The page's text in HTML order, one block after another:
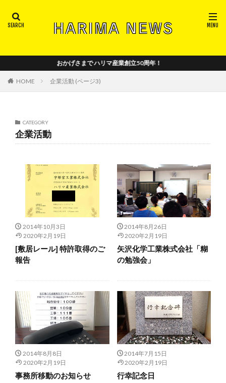
おかげさまで ハリマ産業創立50周年！
HOME 企業活動 (ページ3)
CATEGORY
企業活動
2014年10月3日
2020年2月19日
[敷居レール] 特許取得のご
報告
2014年8月26日
2020年2月19日
矢沢化学工業株式会社「糊
の勉強会」
2014年8月8日
2020年2月19日
事務所移動のお知らせ
2014年7月15日
2020年2月19日
行幸記念日
注目ワードから記事を探す
2018年_創刊号
2019_vol.5
2019_vol.6
2019_vol.7
2019_vol.8
2022_vol.16
2022_vol.19
パリ
ハリマの年表
ハリマロイヤルセレクション
パリ日本文化会館
フランス
メディア出演
中国の和室事情
中小企業基盤整備機構
全国襖工業会
商工組合中央金庫
小野章子
展示会
我妻隆吉
江戸からかみ総合集
矢島照子
講演・講義・研修
検索